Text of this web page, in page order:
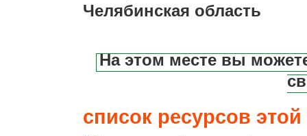
Челябинская область
На этом месте вы
список ресурсов этой